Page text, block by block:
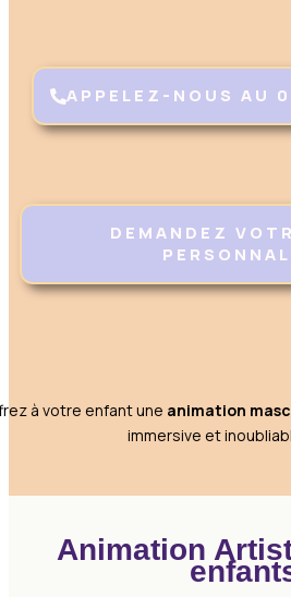
APPELEZ-NOUS AU
DEMANDEZ
à votre enfant une animation
immersive et
Animation